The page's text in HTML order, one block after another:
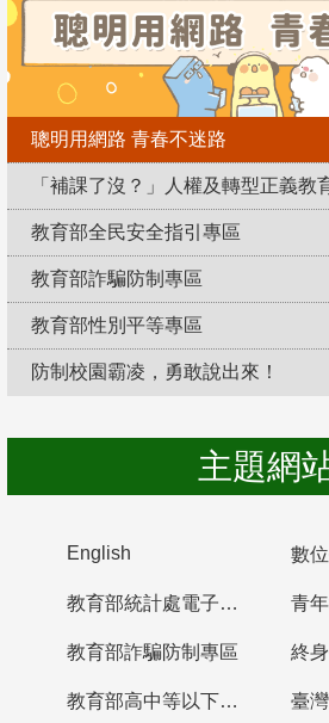
聰明用網路 青春不迷路
「補課了沒？」人權及轉型正義教
教育部全民安全指引專區
教育部詐騙防制專區
教育部性別平等專區
防制校園霸凌，勇敢說出來！
主題網
English 數
教育部統計處電子書櫃
教育部詐騙防制專區 終
教育部高中等以下學校及幼兒園教師資格檢定考試